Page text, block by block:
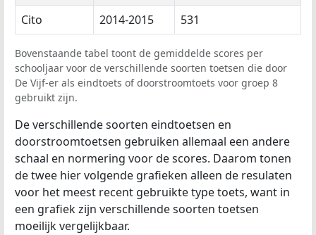
Cito
2014-2015 531
Bovenstaande tabel toont de gemiddelde scores per
schooljaar voor de verschillende soorten toetsen die door
De Vijf-er als eindtoets of doorstroomtoets voor groep 8
gebruikt zijn.
De verschillende soorten eindtoetsen en
doorstroomtoetsen gebruiken allemaal een andere
schaal en normering voor de scores. Daarom tonen
de twee hier volgende grafieken alleen de resulaten
voor het meest recent gebruikte type toets, want in
een grafiek zijn verschillende soorten toetsen
moeilijk vergelijkbaar.